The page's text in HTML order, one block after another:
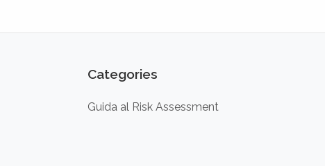
Categories
Guida al Risk Assessment